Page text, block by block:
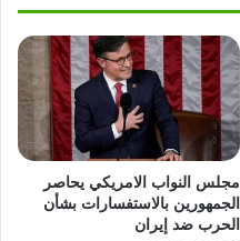
مجلس النواب الامريكي يحاصر
الجمهورين بالاستفسارات بشأن
الحرب ضد إيران